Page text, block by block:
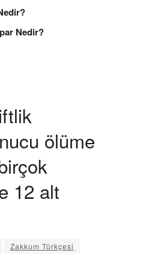
Nedir?
ölüme
12 alt
Zakkum Türkçesi